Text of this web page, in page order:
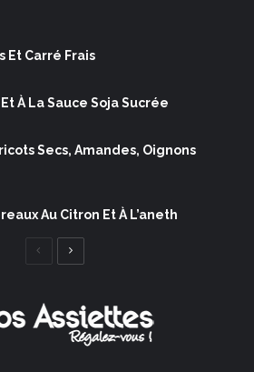
Et Carré Frais
À La Sauce Soja Sucrée
Secs, Amandes, Oignons
Au Citron Et À L’aneth
Page